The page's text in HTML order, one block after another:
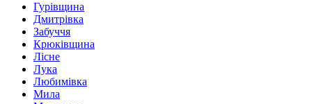
Гурівщина
Дмитрівка
Забуччя
Крюківщина
Лісне
Лука
Любимівка
Мила